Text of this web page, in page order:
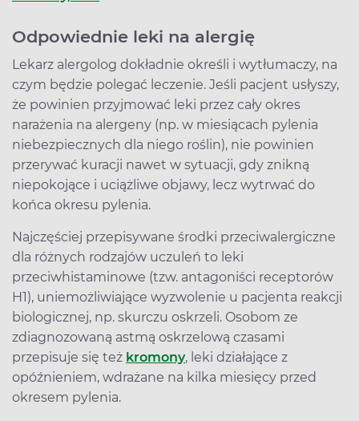
Odpowiednie leki na alergię
Lekarz alergolog dokładnie określi i wytłumaczy, na
czym będzie polegać leczenie. Jeśli pacjent usłyszy,
że powinien przyjmować leki przez cały okres
narażenia na alergeny (np. w miesiącach pylenia
niebezpiecznych dla niego roślin), nie powinien
przerywać kuracji nawet w sytuacji, gdy znikną
niepokojące i uciążliwe objawy, lecz wytrwać do
końca okresu pylenia.
Najczęściej przepisywane środki przeciwalergiczne
dla różnych rodzajów uczuleń to leki
przeciwhistaminowe (tzw. antagoniści receptorów
H1), uniemożliwiające wyzwolenie u pacjenta reakcji
biologicznej, np. skurczu oskrzeli. Osobom ze
zdiagnozowaną astmą oskrzelową czasami
przepisuje się też kromony, leki działające z
opóźnieniem, wdrażane na kilka miesięcy przed
okresem pylenia.